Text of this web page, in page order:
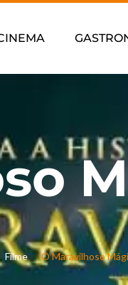
Filme O Maravilhoso